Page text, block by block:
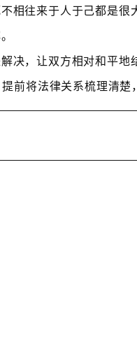
相往来于人于己都是很
，让双方相对和平地
前将法律关系梳理清楚